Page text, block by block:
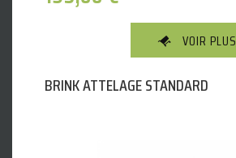
VOIR PLUS
BRINK ATTELAGE STANDARD